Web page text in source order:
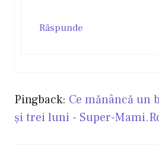
Răspunde
Pingback: Ce mănâncă un
şi trei luni - Super-